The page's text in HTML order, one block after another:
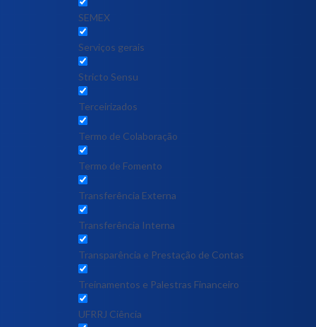
SEMEX
Serviços gerais
Stricto Sensu
Terceirizados
Termo de Colaboração
Termo de Fomento
Transferência Externa
Transferência Interna
Transparência e Prestação de Contas
Treinamentos e Palestras Financeiro
UFRRJ Ciência